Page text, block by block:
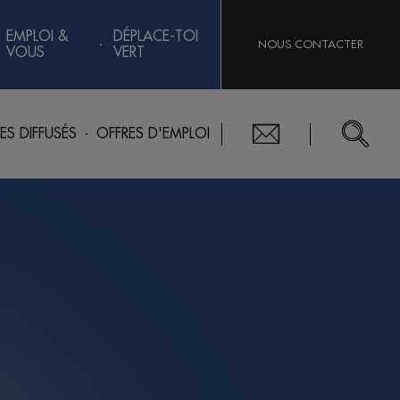
DIFFUSÉS OFFRES D'EMPLOI
EMPLOI &
VOUS
DÉPLACE-TOI
VERT
NOUS CONTACTER